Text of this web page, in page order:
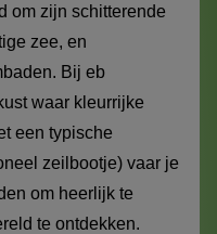
om zijn schitterende
zee, en
Bij eb
waar kleurrijke
een typische
zeilbootje) vaar je
om heerlijk te
te ontdekken.